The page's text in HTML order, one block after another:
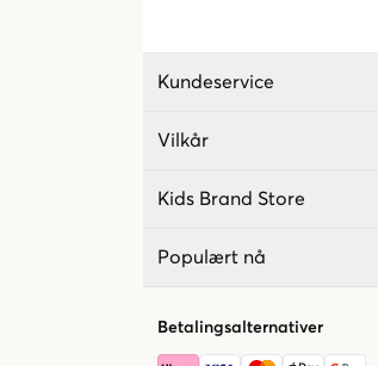
Kundeservice
Vilkår
Kids Brand Store
Populært nå
Betalingsalternativer